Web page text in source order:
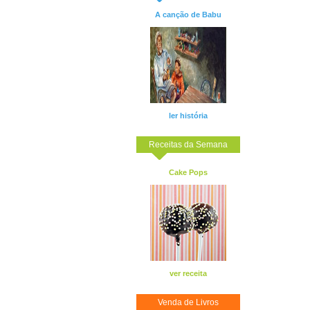
A canção de Babu
ler história
Receitas da Semana
Cake Pops
ver receita
Venda de Livros